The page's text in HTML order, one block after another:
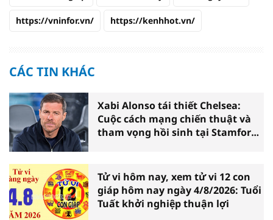
https://vninfor.vn/ https://kenhhot.vn/
CÁC TIN KHÁC
Xabi Alonso tái thiết Chelsea:
Cuộc cách mạng chiến thuật và
tham vọng hồi sinh tại Stamford
Tử vi hôm nay, xem tử vi 12 con
giáp hôm nay ngày 4/8/2026: Tuổi
Tuất khởi nghiệp thuận lợi